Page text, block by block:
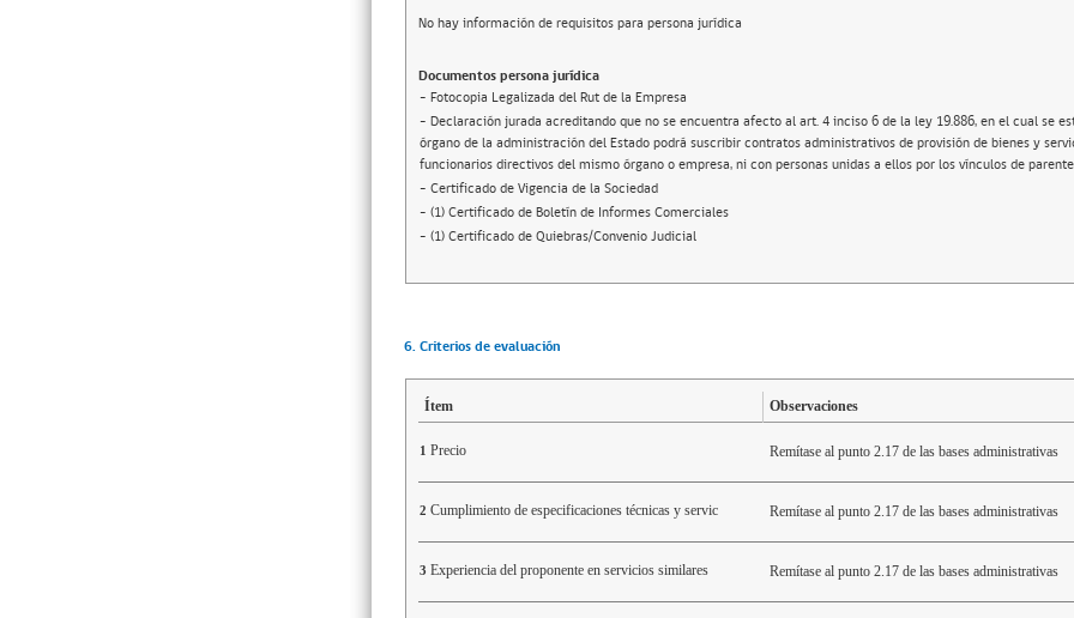
No hay información de requisitos para persona jurídica
Documentos persona jurídica
- Fotocopia Legalizada del Rut de la Empresa
- Declaración jurada acreditando que no se encuentra afecto al art. 4 inciso 6 de la ley 19.886, en el cual se
órgano de la administración del Estado podrá suscribir contratos administrativos de provisión de bienes y
funcionarios directivos del mismo órgano o empresa, ni con personas unidas a ellos por los vínculos de
- Certificado de Vigencia de la Sociedad
- (1) Certificado de Boletín de Informes Comerciales
- (1) Certificado de Quiebras/Convenio Judicial
6. Criterios de evaluación
Ítem Observaciones
1 Precio Remítase al punto 2.17 de las bases administrativas
2 Cumplimiento de especificaciones técnicas y servic Remítase al punto 2.17 de las bases administrativas
3 Experiencia del proponente en servicios similares Remítase al punto 2.17 de las bases administrativas